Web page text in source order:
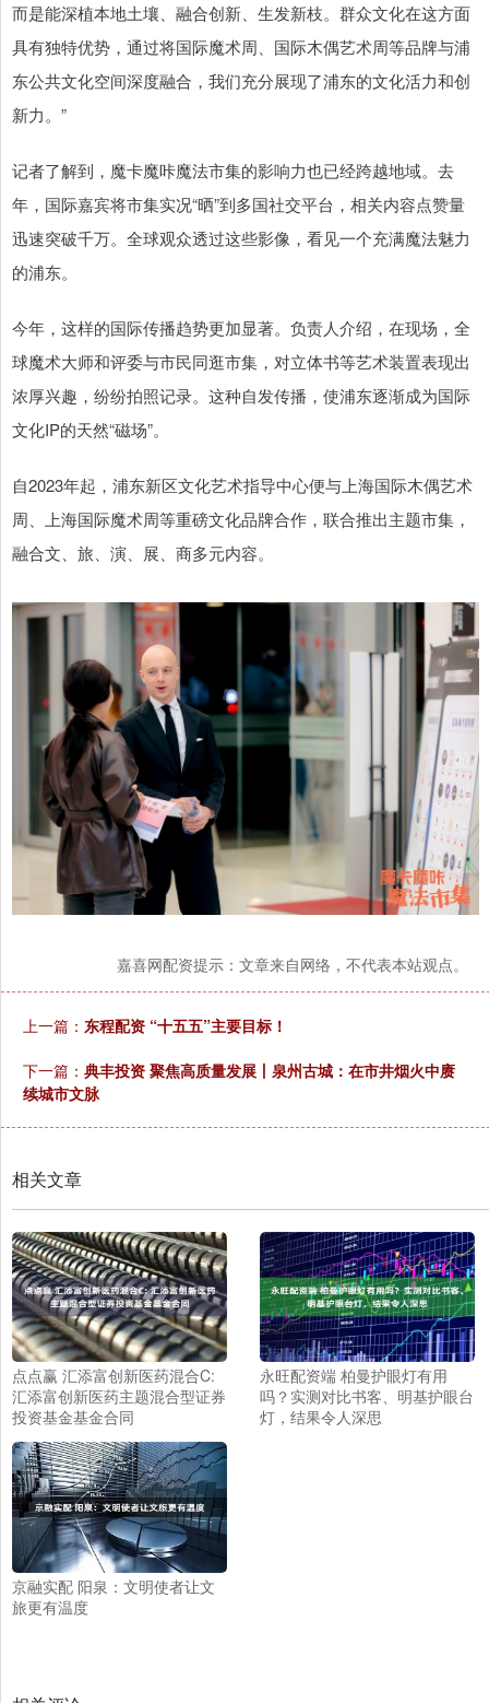
而是能深植本地土壤、融合创新、生发新枝。群众文化在这方面
具有独特优势，通过将国际魔术周、国际木偶艺术周等品牌与浦
东公共文化空间深度融合，我们充分展现了浦东的文化活力和创
新力。”
记者了解到，魔卡魔咔魔法市集的影响力也已经跨越地域。去
年，国际嘉宾将市集实况“晒”到多国社交平台，相关内容点赞量
迅速突破千万。全球观众透过这些影像，看见一个充满魔法魅力
的浦东。
今年，这样的国际传播趋势更加显著。负责人介绍，在现场，全
球魔术大师和评委与市民同逛市集，对立体书等艺术装置表现出
浓厚兴趣，纷纷拍照记录。这种自发传播，使浦东逐渐成为国际
文化IP的天然“磁场”。
自2023年起，浦东新区文化艺术指导中心便与上海国际木偶艺术
周、上海国际魔术周等重磅文化品牌合作，联合推出主题市集，
融合文、旅、演、展、商多元内容。
嘉喜网配资提示：文章来自网络，不代表本站观点。
上一篇： 东程配资 “十五五”主要目标！
下一篇： 典丰投资 聚焦高质量发展丨泉州古城：在市井烟火中赓
续城市文脉
相关文章
点点赢 汇添富创新医药混合C:
汇添富创新医药主题混合型证券
投资基金基金合同
永旺配资端 柏曼护眼灯有用
吗？实测对比书客、明基护眼台
灯，结果令人深思
京融实配 阳泉：文明使者让文
旅更有温度